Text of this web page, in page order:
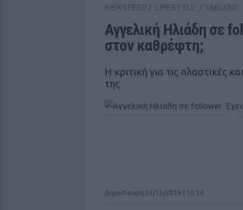
Αγγελική Ηλιάδη σε
στον καθρέφτη;
Η κριτική για τις πλαστικές
της
Δημοσίευση 23/12/2019 | 10:14